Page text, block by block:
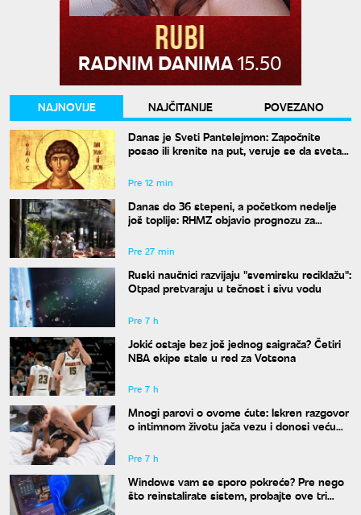
NAJNOVIJE NAJČITANIJE
POVEZANO
Danas je Sveti Pantelejmon: Započnite
posao ili krenite na put, veruje se da svetac
Pre 12 min
Danas do 36 stepeni, a početkom nedelje
još toplije: RHMZ objavio prognozu za
Pre 27 min
Ruski naučnici razvijaju "svemirsku reciklažu":
Otpad pretvaraju u tečnost i sivu vodu
Pre 7 h
Jokić ostaje bez još jednog saigrača? Četiri
NBA ekipe stale u red za Votsona
Pre 7 h
Mnogi parovi o ovome ćute: Iskren razgovor
o intimnom životu jača vezu i donosi veću
Pre 7 h
Windows vam se sporo pokreće? Pre nego
što reinstalirate sistem, probajte ove tri